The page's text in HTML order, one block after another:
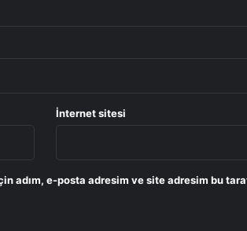
İnternet sitesi
adım, e-posta adresim ve site adresim bu